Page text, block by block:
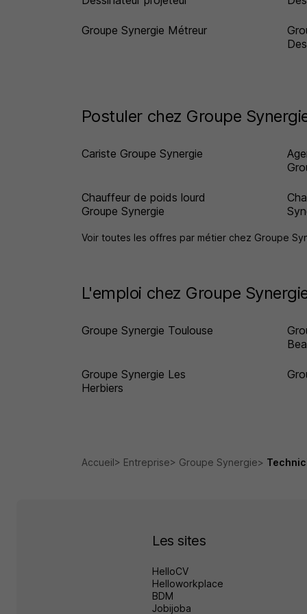
Groupe Synergie Métreur
Postuler chez Groupe
Cariste Groupe Synergie
Chauffeur de poids lourd
Groupe Synergie
Voir toutes les offres par métier chez Groupe
L'emploi chez Groupe
Groupe Synergie Toulouse
Groupe Synergie Les
Herbiers
Accueil Entreprise Groupe Synergie
Les sites
HelloCV
Helloworkplace
BDM
Jobijoba